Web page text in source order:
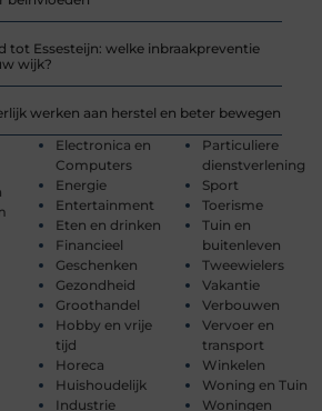
tot Essesteijn: welke inbraakpreventie
wijk?
werken aan herstel en beter bewegen
Electronica en
Computers
Energie
Entertainment
Eten en drinken
Financieel
Geschenken
Gezondheid
Groothandel
Hobby en vrije
tijd
Horeca
Huishoudelijk
Industrie
Particuliere
dienstverlening
Sport
Toerisme
Tuin en
buitenleven
Tweewielers
Vakantie
Verbouwen
Vervoer en
transport
Winkelen
Woning en Tuin
Woningen